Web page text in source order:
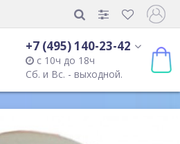
+7 (495) 140-23-42
с 10ч до 18ч
Сб. и Вс. - выходной.